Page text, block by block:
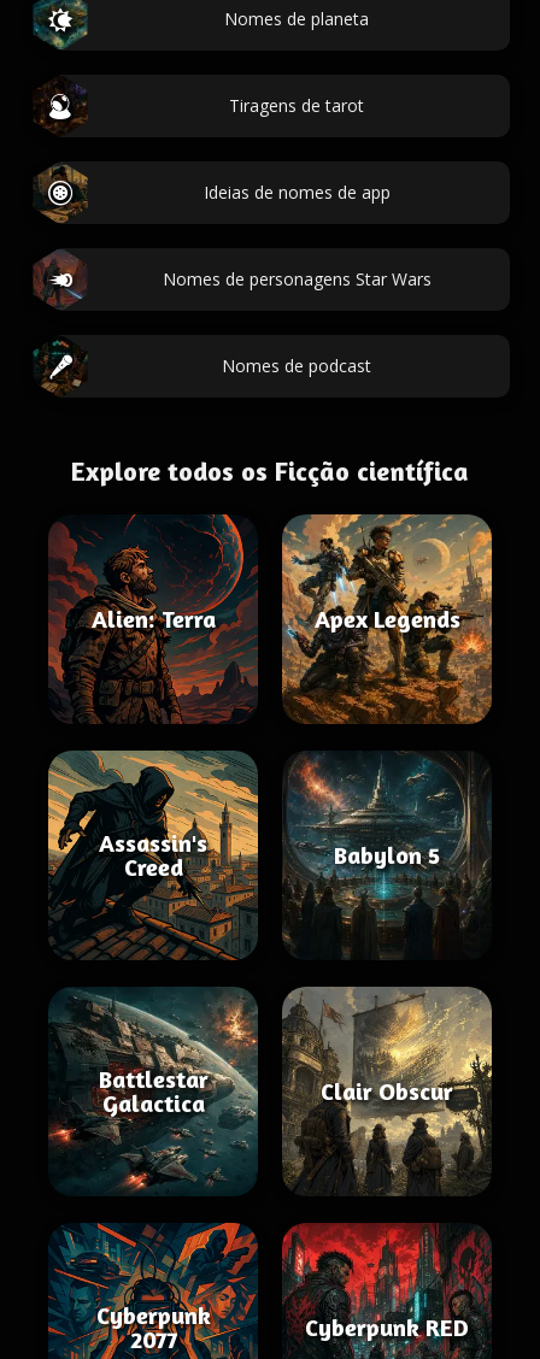
Nomes de planeta
Tiragens de tarot
Ideias de nomes de app
Nomes de personagens Star Wars
Nomes de podcast
Explore todos os Ficção científica
Alien: Terra Apex Legends
Assassin's
Creed
Babylon 5
Battlestar
Galactica
Clair Obscur
Cyberpunk
2077
Cyberpunk RED